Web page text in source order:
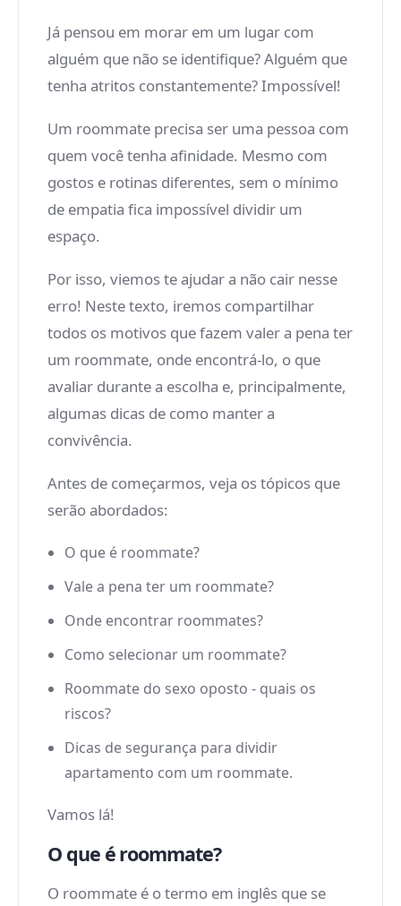
Já pensou em morar em um lugar com
alguém que não se identifique? Alguém que
tenha atritos constantemente? Impossível!
Um roommate precisa ser uma pessoa com
quem você tenha afinidade. Mesmo com
gostos e rotinas diferentes, sem o mínimo
de empatia fica impossível dividir um
espaço.
Por isso, viemos te ajudar a não cair nesse
erro! Neste texto, iremos compartilhar
todos os motivos que fazem valer a pena ter
um roommate, onde encontrá-lo, o que
avaliar durante a escolha e, principalmente,
algumas dicas de como manter a
convivência.
Antes de começarmos, veja os tópicos que
serão abordados:
O que é roommate?
Vale a pena ter um roommate?
Onde encontrar roommates?
Como selecionar um roommate?
Roommate do sexo oposto - quais os
riscos?
Dicas de segurança para dividir
apartamento com um roommate.
Vamos lá!
O que é roommate?
O roommate é o termo em inglês que se